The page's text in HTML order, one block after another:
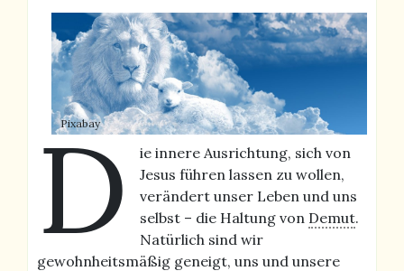
Pixabay
D
ie innere Ausrichtung, sich von
Jesus führen lassen zu wollen,
verändert unser Leben und uns
selbst – die Haltung von Demut.
Natürlich sind wir
gewohnheitsmäßig geneigt, uns und unsere